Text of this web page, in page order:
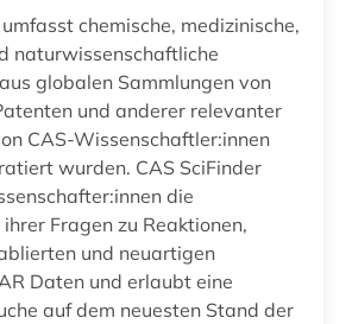
chemische, medizinische,
naturwissenschaftliche
globalen Sammlungen von
und anderer relevanter
CAS-Wissenschaftler:innen
wurden. CAS SciFinder
die
Fragen zu Reaktionen,
und neuartigen
Daten und erlaubt eine
auf dem neuesten Stand der